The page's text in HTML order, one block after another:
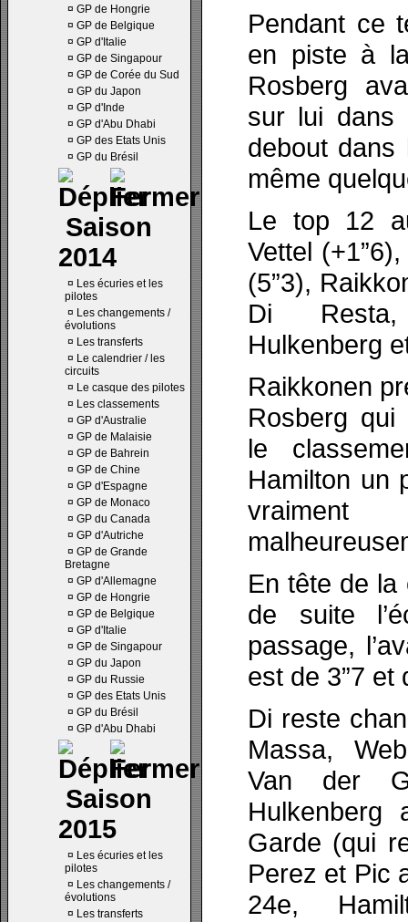
¤ GP de Hongrie
¤ GP de Belgique
¤ GP d'Italie
¤ GP de Singapour
¤ GP de Corée du Sud
¤ GP du Japon
¤ GP d'Inde
¤ GP d'Abu Dhabi
¤ GP des Etats Unis
¤ GP du Brésil
Saison
2014
¤ Les écuries et les
pilotes
¤ Les changements /
évolutions
¤ Les transferts
¤ Le calendrier / les
circuits
¤ Le casque des pilotes
¤ Les classements
¤ GP d'Australie
¤ GP de Malaisie
¤ GP de Bahrein
¤ GP de Chine
¤ GP d'Espagne
¤ GP de Monaco
¤ GP du Canada
¤ GP d'Autriche
¤ GP de Grande
Bretagne
¤ GP d'Allemagne
¤ GP de Hongrie
¤ GP de Belgique
¤ GP d'Italie
¤ GP de Singapour
¤ GP du Japon
¤ GP du Russie
¤ GP des Etats Unis
¤ GP du Brésil
¤ GP d'Abu Dhabi
Saison
2015
¤ Les écuries et les
pilotes
¤ Les changements /
évolutions
¤ Les transferts
Pendant ce
en piste à
Rosberg
sur lui dans
debout dans
même
Le top 12
Vettel
(5”3),
Di Resta,
Hulkenberg
Raikkonen
Rosberg qui
le
Hamilton un
En tête de la
de suite
passage,
est de 3”7 et
Di reste
Massa,
Van der
Garde (qui
Perez et Pic
24e,